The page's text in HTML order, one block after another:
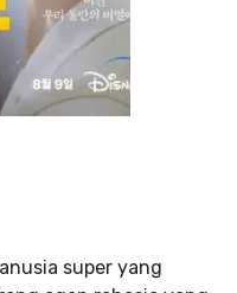
super yang